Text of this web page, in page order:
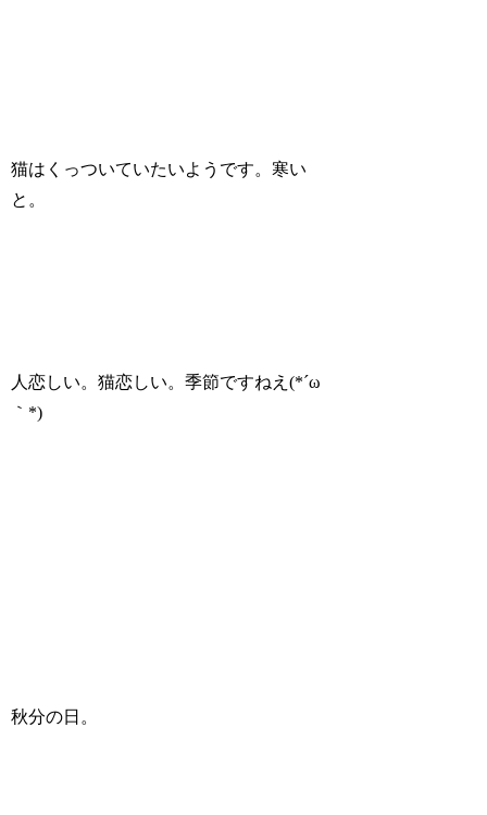
猫はくっついていたいようです。寒い
と。
人恋しい。猫恋しい。季節ですねえ(*´ω
｀*)
秋分の日。